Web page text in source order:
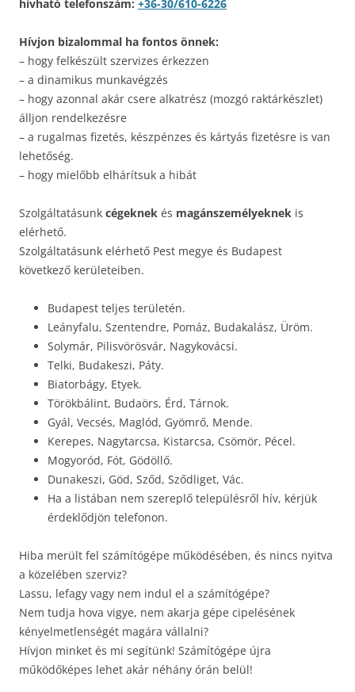
hívható telefonszám: +36-30/610-6226
Hívjon bizalommal ha fontos önnek:
– hogy felkészült szervizes érkezzen
– a dinamikus munkavégzés
– hogy azonnal akár csere alkatrész (mozgó raktárkészlet)
álljon rendelkezésre
– a rugalmas fizetés, készpénzes és kártyás fizetésre is van
lehetőség.
– hogy mielőbb elhárítsuk a hibát
Szolgáltatásunk cégeknek és magánszemélyeknek is
elérhető.
Szolgáltatásunk elérhető Pest megye és Budapest
következő kerületeiben.
Budapest teljes területén.
Leányfalu, Szentendre, Pomáz, Budakalász, Üröm.
Solymár, Pilisvörösvár, Nagykovácsi.
Telki, Budakeszi, Páty.
Biatorbágy, Etyek.
Törökbálint, Budaörs, Érd, Tárnok.
Gyál, Vecsés, Maglód, Gyömrő, Mende.
Kerepes, Nagytarcsa, Kistarcsa, Csömör, Pécel.
Mogyoród, Fót, Gödöllő.
Dunakeszi, Göd, Sződ, Sződliget, Vác.
Ha a listában nem szereplő településről hív, kérjük
érdeklődjön telefonon.
Hiba merült fel számítógépe működésében, és nincs nyitva
a közelében szerviz?
Lassu, lefagy vagy nem indul el a számítógépe?
Nem tudja hova vigye, nem akarja gépe cipelésének
kényelmetlenségét magára vállalni?
Hívjon minket és mi segítünk! Számítógépe újra
működőképes lehet akár néhány órán belül!